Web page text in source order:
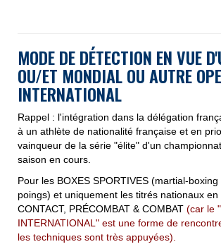
MODE DE DÉTECTION EN VUE
OU/ET MONDIAL OU AUTRE
INTERNATIONAL
Rappel : l'intégration dans la délégation
à un athlète de nationalité française et en
vainqueur de la série "élite" d'un
saison en cours.
Pour les BOXES SPORTIVES (martial-
poings) et uniquement les titrés nationaux en
CONTACT, PRÉCOMBAT & COMBAT (car le
INTERNATIONAL" est une forme de
les techniques sont très appuyées).